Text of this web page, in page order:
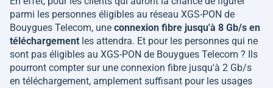
parmi les personnes éligibles au réseau XGS-PON de
Bouygues Telecom, une connexion fibre jusqu'à 8 Gb/s en
téléchargement les attendra. Et pour les personnes qui ne
sont pas éligibles au XGS-PON de Bouygues Telecom ? Ils
pourront compter sur une connexion fibre jusqu'à 2 Gb/s
en téléchargement, amplement suffisant pour les usages